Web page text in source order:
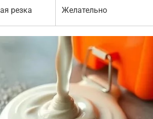
резка Желательно